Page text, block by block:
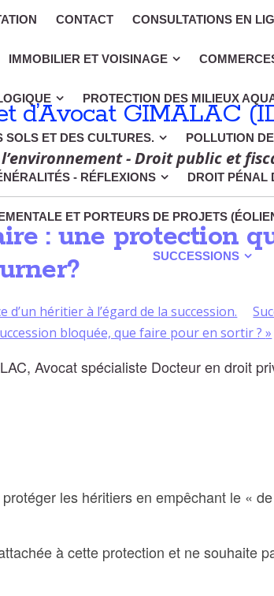
CONTACT CONSULTATIONS EN
IMMOBILIER ET VOISINAGE
PROTECTION DES MILIEUX
SOLS ET DES CULTURES. POLLUTION
- RÉFLEXIONS DROIT PÉNAL
ET PORTEURS DE PROJETS
SUCCESSIONS
d’Avocat GIMALAC
- Droit public et
: une protection
d’un héritier à l’égard de la succession.
bloquée, que faire pour en sortir ?»
Avocat spécialiste Docteur en droit
les héritiers en empêchant le «
à cette protection et ne souhaite